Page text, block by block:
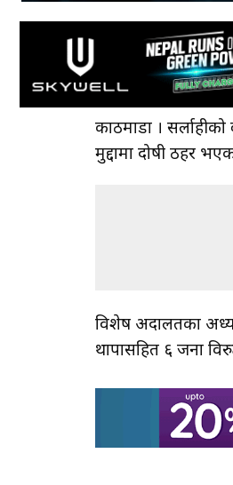
काठमाडौं ।
मुद्दामा दोषी ठहर
विशेष अदालतका
थापासहित ६ जना